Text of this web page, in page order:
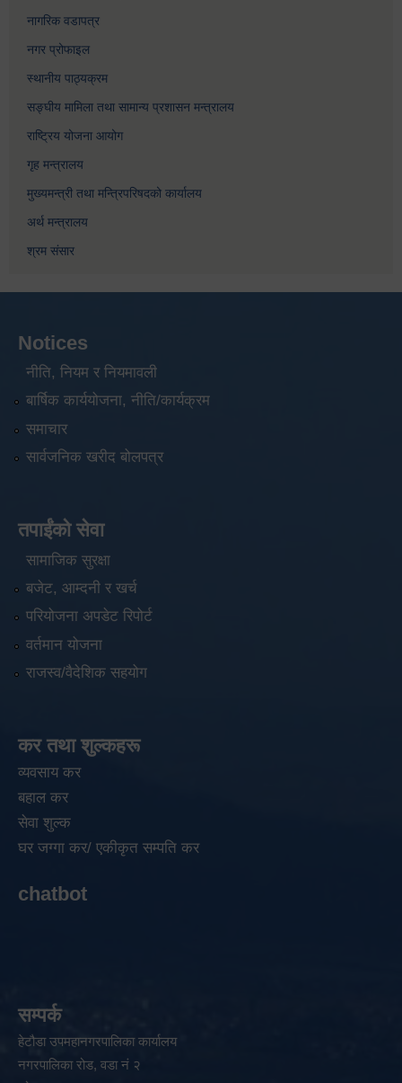
नागरिक वडापत्र
नगर प्रोफाइल
स्थानीय पाठ्यक्रम
सङ्घीय मामिला तथा सामान्य प्रशासन मन्त्रालय
राष्ट्रिय योजना आयोग
गृह मन्त्रालय
मुख्यमन्त्री तथा मन्त्रिपरिषदको कार्यालय
अर्थ मन्त्रालय
श्रम संसार
Notices
नीति, नियम र नियमावली
बार्षिक कार्ययोजना, नीति/कार्यक्रम
समाचार
सार्वजनिक खरीद बोलपत्र
तपाईंको सेवा
सामाजिक सुरक्षा
बजेट, आम्दनी र खर्च
परियोजना अपडेट रिपोर्ट
वर्तमान योजना
राजस्व/वैदेशिक सहयोग
कर तथा शुल्कहरू
व्यवसाय कर
बहाल कर
सेवा शुल्क
घर जग्गा कर/ एकीकृत सम्पति कर
chatbot
सम्पर्क
हेटौडा उपमहानगरपालिका कार्यालय
नगरपालिका रोड, वडा नं २